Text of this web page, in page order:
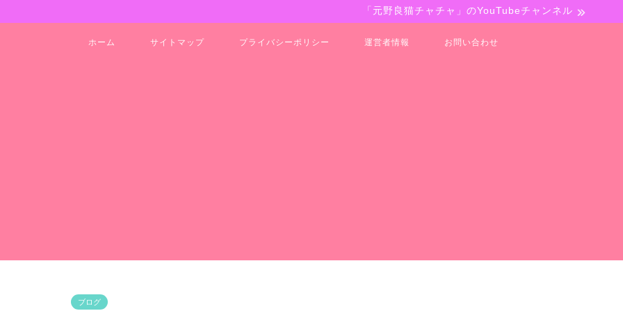
「元野良猫チャチャ」のYouTubeチャンネル
ホーム サイトマップ プライバシーポリシー 運営者情報 お問い合わせ
ブログ